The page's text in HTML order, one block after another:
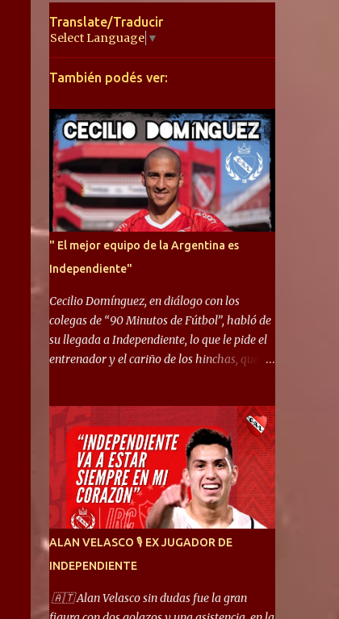
Translate/Traducir
Select Language ▼
También podés ver:
" El mejor equipo de la Argentina es
Independiente"
Cecilio Domínguez, en diálogo con los
colegas de “90 Minutos de Fútbol”, habló de
su llegada a Independiente, lo que le pide el
entrenador y el cariño de los hinchas, que se
ayuda a que me adapte rápidamente, soy un
hombre alegre y abierto. Creo que lo estoy
haciendo muy bien. Cuando llegué, llegué a
un Independiente que juega muy dinámico y
me gusta mucho. Me favorece por la forma
de jugar mía y eso también ayudó a que me
adapte”. “Me siento mejor por izquierda,
pero me gusta mucho jugar de 9, y juego sin
problemas por derecha también. Jugar de 9
y de extremo por izquierda es diferente. A mi
me gusta jugar por fuera, porque tengo mas
ALAN VELASCO 🎙 EX JUGADOR DE
INDEPENDIENTE
🇦🇹 Alan Velasco sin dudas fue la gran